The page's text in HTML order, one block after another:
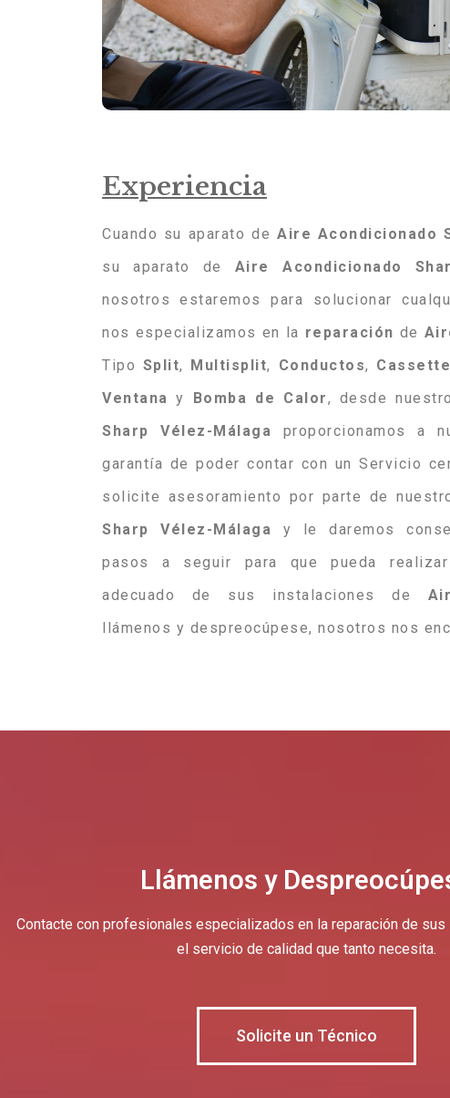
Experiencia
Cuando su aparato deAire Acondicionado
su aparato de Aire Acondicionado
nosotros estaremos para solucionar
nos especializamos en la reparación de
Tipo Split, Multisplit, Conductos,
Ventana y Bomba de Calor, desde
Sharp Vélez-Málaga proporcionamos a
garantía de poder contar con un Servicio
solicite asesoramiento por parte de
Sharp Vélez-Málaga y le daremos
pasos a seguir para que pueda realizar
adecuado de sus instalaciones de
llámenos y despreocúpese, nosotros nos
Llámenos y
Contacte con profesionales especializados en la reparación de
el servicio de calidad que tanto necesita.
Solicite un Técnico